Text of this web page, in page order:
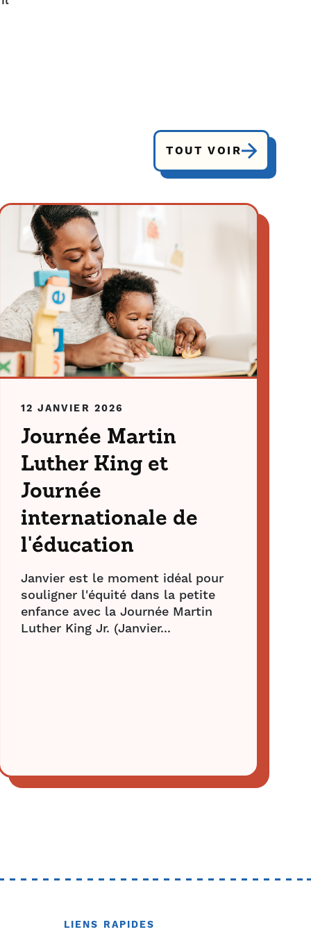
TOUT VOIR
12 JANVIER 2026
Journée Martin
Luther King et
Journée
internationale de
l'éducation
Janvier est le moment idéal pour
souligner l'équité dans la petite
enfance avec la Journée Martin
Luther King Jr. (Janvier...
LIENS RAPIDES